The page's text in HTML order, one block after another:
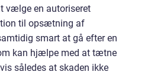
vælge en autoriseret
til opsætning af
smart at gå efter en
kan hjælpe med at tætne
således at skaden ikke